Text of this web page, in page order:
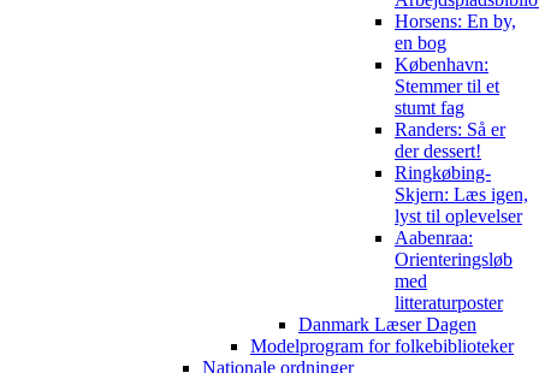
Horsens: En by,
en bog
København:
Stemmer til et
stumt fag
Randers: Så er
der dessert!
Ringkøbing-
Skjern: Læs igen,
lyst til oplevelser
Aabenraa:
Orienteringsløb
med
litteraturposter
Danmark Læser Dagen
Modelprogram for folkebiblioteker
Nationale ordninger